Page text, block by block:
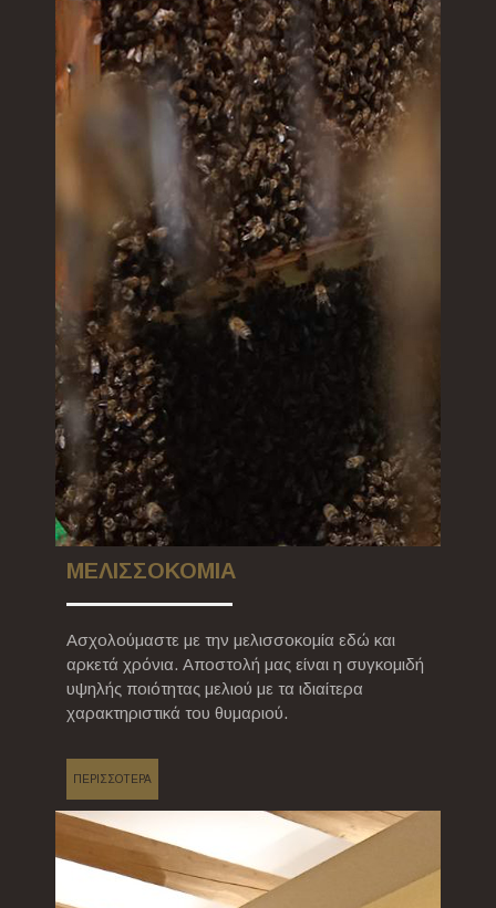
ΜΕΛΙΣΣΟΚΟΜΙΑ
Ασχολούμαστε με την μελισσοκομία εδώ και
αρκετά χρόνια. Αποστολή μας είναι η συγκομιδή
υψηλής ποιότητας μελιού με τα ιδιαίτερα
χαρακτηριστικά του θυμαριού.
ΠΕΡΙΣΣΟΤΕΡΑ